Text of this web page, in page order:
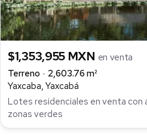
$1,353,955 MXN en venta
Terreno
2,603.76 m²
Yaxcaba, Yaxcabá
Lotes residenciales en venta con
zonas verdes